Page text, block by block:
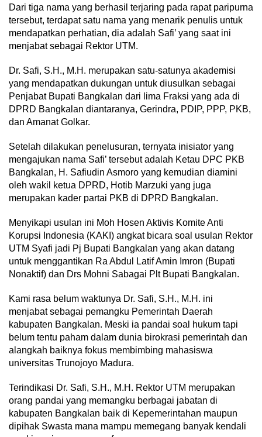
Dari tiga nama yang berhasil terjaring pada rapat paripurna
tersebut, terdapat satu nama yang menarik penulis untuk
mendapatkan perhatian, dia adalah Safi’ yang saat ini
menjabat sebagai Rektor UTM.
Dr. Safi, S.H., M.H. merupakan satu-satunya akademisi
yang mendapatkan dukungan untuk diusulkan sebagai
Penjabat Bupati Bangkalan dari lima Fraksi yang ada di
DPRD Bangkalan diantaranya, Gerindra, PDIP, PPP, PKB,
dan Amanat Golkar.
Setelah dilakukan penelusuran, ternyata inisiator yang
mengajukan nama Safi’ tersebut adalah Ketau DPC PKB
Bangkalan, H. Safiudin Asmoro yang kemudian diamini
oleh wakil ketua DPRD, Hotib Marzuki yang juga
merupakan kader partai PKB di DPRD Bangkalan.
Menyikapi usulan ini Moh Hosen Aktivis Komite Anti
Korupsi Indonesia (KAKI) angkat bicara soal usulan Rektor
UTM Syafi jadi Pj Bupati Bangkalan yang akan datang
untuk menggantikan Ra Abdul Latif Amin Imron (Bupati
Nonaktif) dan Drs Mohni Sabagai Plt Bupati Bangkalan.
Kami rasa belum waktunya Dr. Safi, S.H., M.H. ini
menjabat sebagai pemangku Pemerintah Daerah
kabupaten Bangkalan. Meski ia pandai soal hukum tapi
belum tentu paham dalam dunia birokrasi pemerintah dan
alangkah baiknya fokus membimbing mahasiswa
universitas Trunojoyo Madura.
Terindikasi Dr. Safi, S.H., M.H. Rektor UTM merupakan
orang pandai yang memangku berbagai jabatan di
kabupaten Bangkalan baik di Kepemerintahan maupun
dipihak Swasta mana mampu memegang banyak kendali